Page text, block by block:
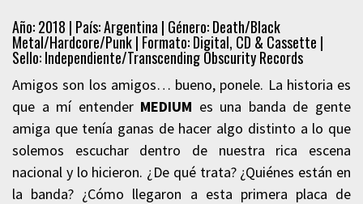
Año: 2018 | País: Argentina | Género: Death/Black
Metal/Hardcore/Punk | Formato: Digital, CD & Cassette |
Sello: Independiente/Transcending Obscurity Records
Amigos son los amigos… bueno, ponele. La historia es
que a mí entender MEDIUM es una banda de gente
amiga que tenía ganas de hacer algo distinto a lo que
solemos escuchar dentro de nuestra rica escena
nacional y lo hicieron. ¿De qué trata? ¿Quiénes están en
la banda? ¿Cómo llegaron a esta primera placa de